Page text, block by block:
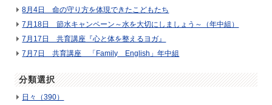
8月4日 命の守り方を体現できたこどもたち
7月18日 節水キャンペーン～水を大切にしましょう～（年中組）
7月17日 共育講座『心と体を整えるヨガ』
7月7日 共育講座 「Family English」年中組
分類選択
日々（390）